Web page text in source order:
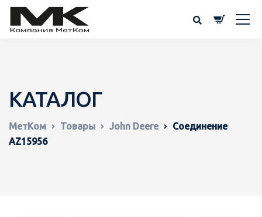
КАТАЛОГ
МетКом Товары John Deere
Соединение
AZ15956